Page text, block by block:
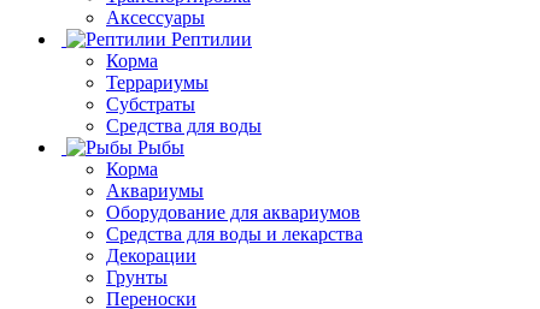
Аксессуары
Рептилии
Корма
Террариумы
Субстраты
Средства для воды
Рыбы
Корма
Аквариумы
Оборудование для аквариумов
Средства для воды и лекарства
Декорации
Грунты
Переноски